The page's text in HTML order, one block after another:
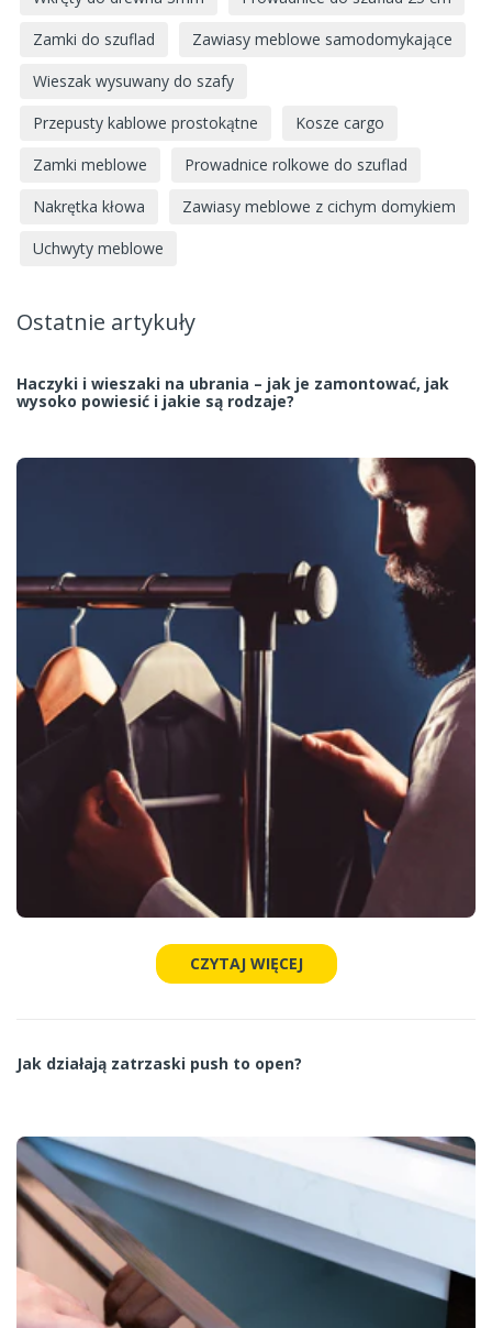
Zamki do szuflad
Zawiasy meblowe samodomykające
Wieszak wysuwany do szafy
Przepusty kablowe prostokątne
Kosze cargo
Zamki meblowe
Prowadnice rolkowe do szuflad
Nakrętka kłowa
Zawiasy meblowe z cichym domykiem
Uchwyty meblowe
Ostatnie artykuły
Haczyki i wieszaki na ubrania – jak je zamontować, jak
wysoko powiesić i jakie są rodzaje?
CZYTAJ WIĘCEJ
Jak działają zatrzaski push to open?